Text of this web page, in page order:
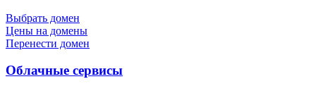
Выбрать домен
Цены на домены
Перенести домен
Облачные сервисы